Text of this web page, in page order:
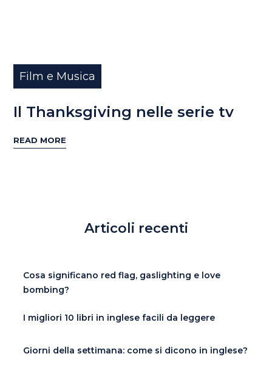
Film e Musica
Il Thanksgiving nelle serie tv
READ MORE
Articoli recenti
Cosa significano red flag, gaslighting e love
bombing?
I migliori 10 libri in inglese facili da leggere
Giorni della settimana: come si dicono in inglese?